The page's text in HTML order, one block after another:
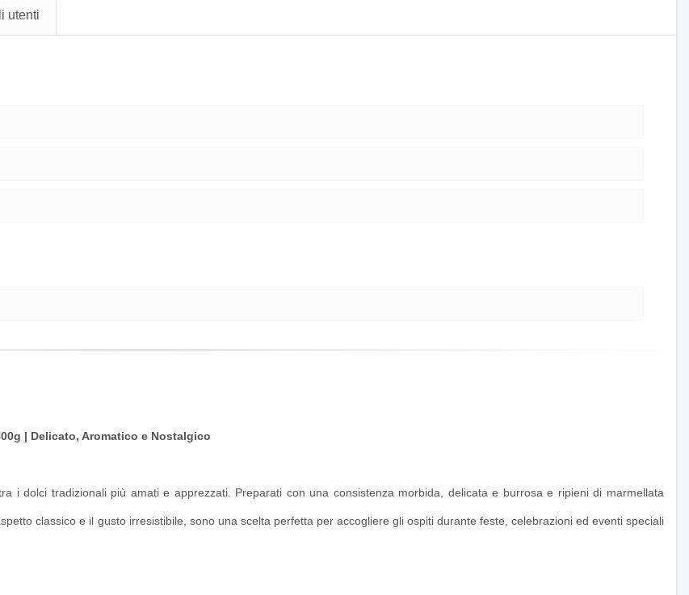
utenti
| Delicato, Aromatico e Nostalgico
i dolci tradizionali più amati e apprezzati. Preparati con una consistenza morbida, delicata e burrosa e ripieni di marmellata
classico e il gusto irresistibile, sono una scelta perfetta per accogliere gli ospiti durante feste, celebrazioni ed eventi speciali